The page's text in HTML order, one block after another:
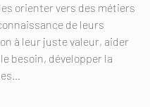
orienter vers des métiers
de leurs
à leur juste valeur, aider
besoin, développer la